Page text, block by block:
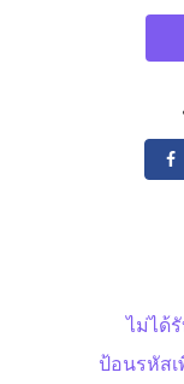
ไม่ได้
ป้อนรหัส